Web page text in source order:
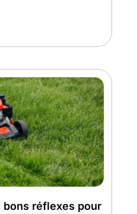
bons réflexes pour